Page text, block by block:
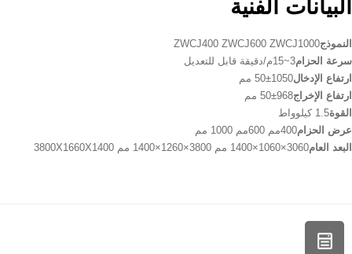
البيانات الفنية
النموذجZWCJ400 ZWCJ600 ZWCJ1000
سرعة الحزام3~15م/دقيقة قابل للتعديل
ارتفاع الإدخال1050±50 مم
ارتفاع الإخراج968±50 مم
القوة1.5 كيلوواط
عرض الحزام400مم 600مم 1000 مم
البعد العام3060×1060×1400 مم 3800×1260×1400 مم 3800X1660X1400